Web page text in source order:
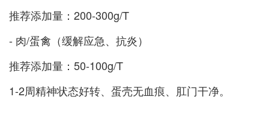
推荐添加量：200-300g/T
- 肉/蛋禽（缓解应急、抗炎）
推荐添加量：50-100g/T
1-2周精神状态好转、蛋壳无血痕、肛门干净。